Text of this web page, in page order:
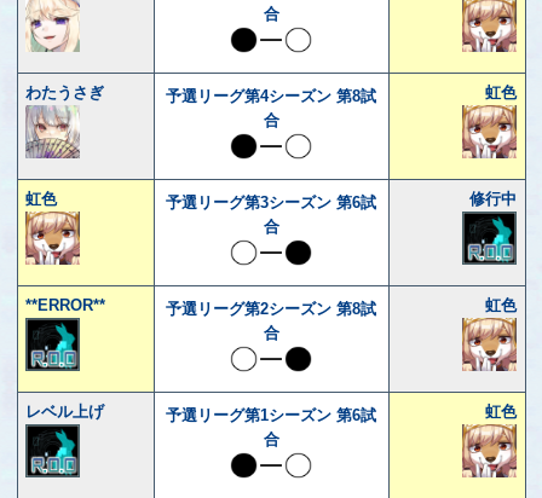
合
わたうさぎ
予選リーグ第4シーズン 第8試
合
虹色
虹色
予選リーグ第3シーズン 第6試
合
修行中
**ERROR**
予選リーグ第2シーズン 第8試
合
虹色
レベル上げ
予選リーグ第1シーズン 第6試
合
虹色